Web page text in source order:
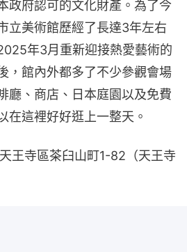
政府認可的文化財產。為了今
立美術館歷經了長達3年左右
年3月重新迎接熱愛藝術的
，館內外都多了不少參觀會場
廳、商店、日本庭園以及免費
在這裡好好逛上一整天。
王寺區茶臼山町1-82（天王寺